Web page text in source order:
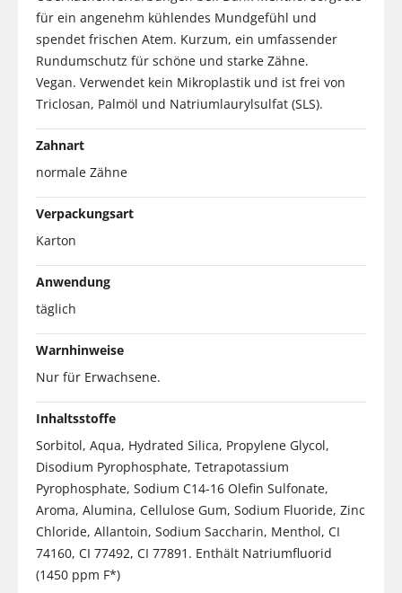
für ein angenehm kühlendes Mundgefühl und
spendet frischen Atem. Kurzum, ein umfassender
Rundumschutz für schöne und starke Zähne.
Vegan. Verwendet kein Mikroplastik und ist frei von
Triclosan, Palmöl und Natriumlaurylsulfat (SLS).
Zahnart
normale Zähne
Verpackungsart
Karton
Anwendung
täglich
Warnhinweise
Nur für Erwachsene.
Inhaltsstoffe
Sorbitol, Aqua, Hydrated Silica, Propylene Glycol,
Disodium Pyrophosphate, Tetrapotassium
Pyrophosphate, Sodium C14-16 Olefin Sulfonate,
Aroma, Alumina, Cellulose Gum, Sodium Fluoride, Zinc
Chloride, Allantoin, Sodium Saccharin, Menthol, CI
74160, CI 77492, CI 77891. Enthält Natriumfluorid
(1450 ppm F*)